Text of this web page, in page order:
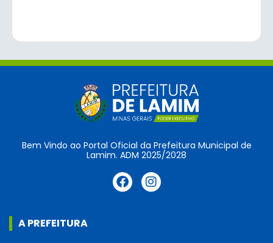
Bem Vindo ao Portal Oficial da Prefeitura Municipal de
Lamim. ADM 2025/2028
A PREFEITURA